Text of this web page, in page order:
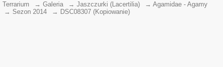
Terrarium → Galeria → Jaszczurki (Lacertilia) → Agamidae - Agamy
→ Sezon 2014 → DSC08307 (Kopiowanie)